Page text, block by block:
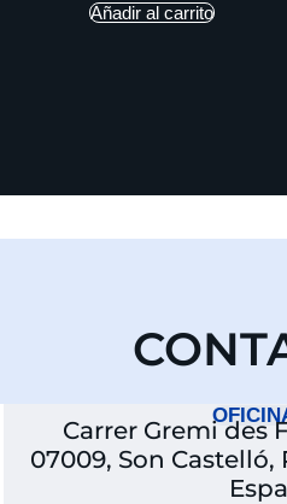
Añadir al carrito
Carrer Gremi des
07009, Son